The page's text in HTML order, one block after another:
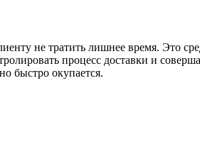
не тратить лишнее время. Это
процесс доставки и
быстро окупается.